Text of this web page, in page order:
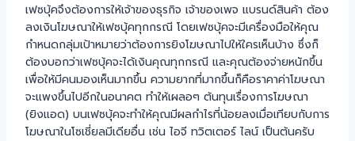
เฟซบุ้คจึงต้องการให้เจ้าของธุรกิจ เจ้าของเพจ แบรนด์สินค้า ต้อง
ลงเงินโฆษณาให้เฟซบุ้คทุกกรณี โดยเฟซบุ้คจะมีเครื่องมือให้คุณ
กำหนดกลุ่มเป้าหมายว่าต้องการยิงโฆษณาไปให้ใครเห็นบ้าง ซึ่งก็
ต้องบอกว่าเฟซบุ้คจะได้เงินคุณทุกกรณี และคุณต้องจ่ายหนักขึ้น
เพื่อให้มีคนมองเห็นมากขึ้น ความยากที่มากขึ้นก็คือราคาค่าโฆษณา
จะแพงขึ้นไปอีกในอนาคต ทำให้เผลอๆ ต้นทุนเรื่องการโฆษณา
(ยิงแอด) บนเฟซบุ้คจะทำให้คุณมีผลกำไรที่น้อยลงเมื่อเทียบกับการ
โฆษณาในโซเชี่ยลมีเดียอื่น เช่น ไอจี ทวิตเตอร์ ไลน์ เป็นต้นครับ